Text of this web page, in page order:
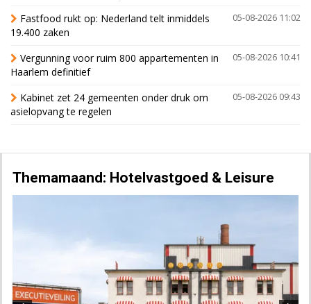
05-08-2026 11:02
Fastfood rukt op: Nederland telt inmiddels
19.400 zaken
05-08-2026 10:41
Vergunning voor ruim 800 appartementen in
Haarlem definitief
05-08-2026 09:43
Kabinet zet 24 gemeenten onder druk om
asielopvang te regelen
Themamaand: Hotelvastgoed & Leisure